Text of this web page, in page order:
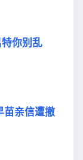
你别乱
苗亲信遭撤